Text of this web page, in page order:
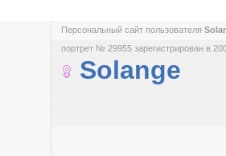
Персональный сайт пользователя
портрет № 29955 зарегистрирован в
Solange